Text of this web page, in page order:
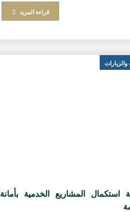
قراءة المزيد
والزيارات
استكمال المشاريع الخدمية بأمانة